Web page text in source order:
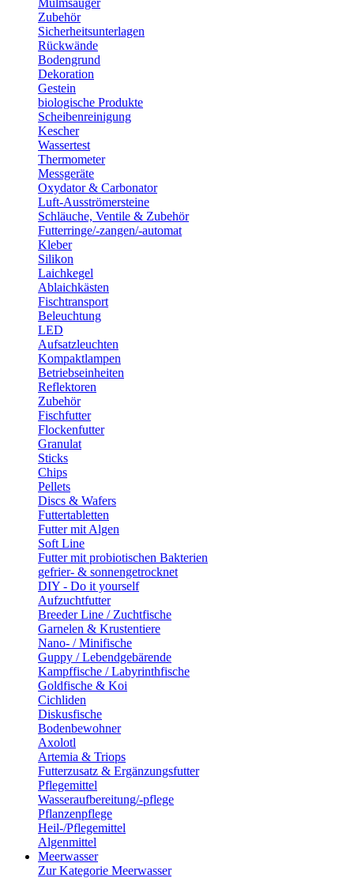
Mulmsauger
Zubehör
Sicherheitsunterlagen
Rückwände
Bodengrund
Dekoration
Gestein
biologische Produkte
Scheibenreinigung
Kescher
Wassertest
Thermometer
Messgeräte
Oxydator & Carbonator
Luft-Ausströmersteine
Schläuche, Ventile & Zubehör
Futterringe/-zangen/-automat
Kleber
Silikon
Laichkegel
Ablaichkästen
Fischtransport
Beleuchtung
LED
Aufsatzleuchten
Kompaktlampen
Betriebseinheiten
Reflektoren
Zubehör
Fischfutter
Flockenfutter
Granulat
Sticks
Chips
Pellets
Discs & Wafers
Futtertabletten
Futter mit Algen
Soft Line
Futter mit probiotischen Bakterien
gefrier- & sonnengetrocknet
DIY - Do it yourself
Aufzuchtfutter
Breeder Line / Zuchtfische
Garnelen & Krustentiere
Nano- / Minifische
Guppy / Lebendgebärende
Kampffische / Labyrinthfische
Goldfische & Koi
Cichliden
Diskusfische
Bodenbewohner
Axolotl
Artemia & Triops
Futterzusatz & Ergänzungsfutter
Pflegemittel
Wasseraufbereitung/-pflege
Pflanzenpflege
Heil-/Pflegemittel
Algenmittel
Meerwasser
Zur Kategorie Meerwasser